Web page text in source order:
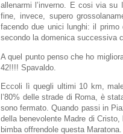
allenarmi l’inverno. E cosi via
fine, invece, supero
facendo due unici lunghi: il
secondo la domenica successiva
A quel punto penso che ho
42!!!! Spavaldo.
Eccoli lì quegli ultimi 10 km,
l’80% delle strade di Roma, è
sono fermato. Quando passi in
della benevolente Madre di
bimba offrendole questa Maratona.